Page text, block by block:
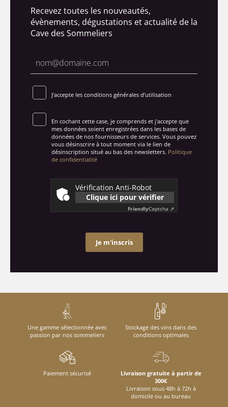
Recevez toutes les nouveautés,
évènements, dégustations et actualité de la
Cave des Sommeliers
J’accepte les conditions générales d’utilisation
En cochant cette case, je comprends et j'accepte que
mes données soient enregistrées dans les bases de
données de nos fournisseurs de services. Vous pouvez
vous désinscrire à tout moment via le lien de
désinscription situé au bas des newsletters. Politique
de confidentialité
Vérification Anti-Robot
Clique ici pour vérifier
FriendlyCaptcha ⇗
Je m'inscris
Une gamme sélectionnée avec
passion par nos sommeliers
Stockage des vins dans des
conditions optimales
Paiement sécurisé
Livraison gratuite à partir de
300€
Livraison sous 48h à 72h à
domicile ou au bureau